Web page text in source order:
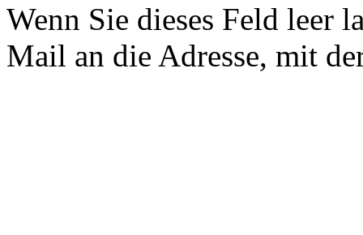
Wenn Sie dieses Feld leer
Mail an die Adresse, mit